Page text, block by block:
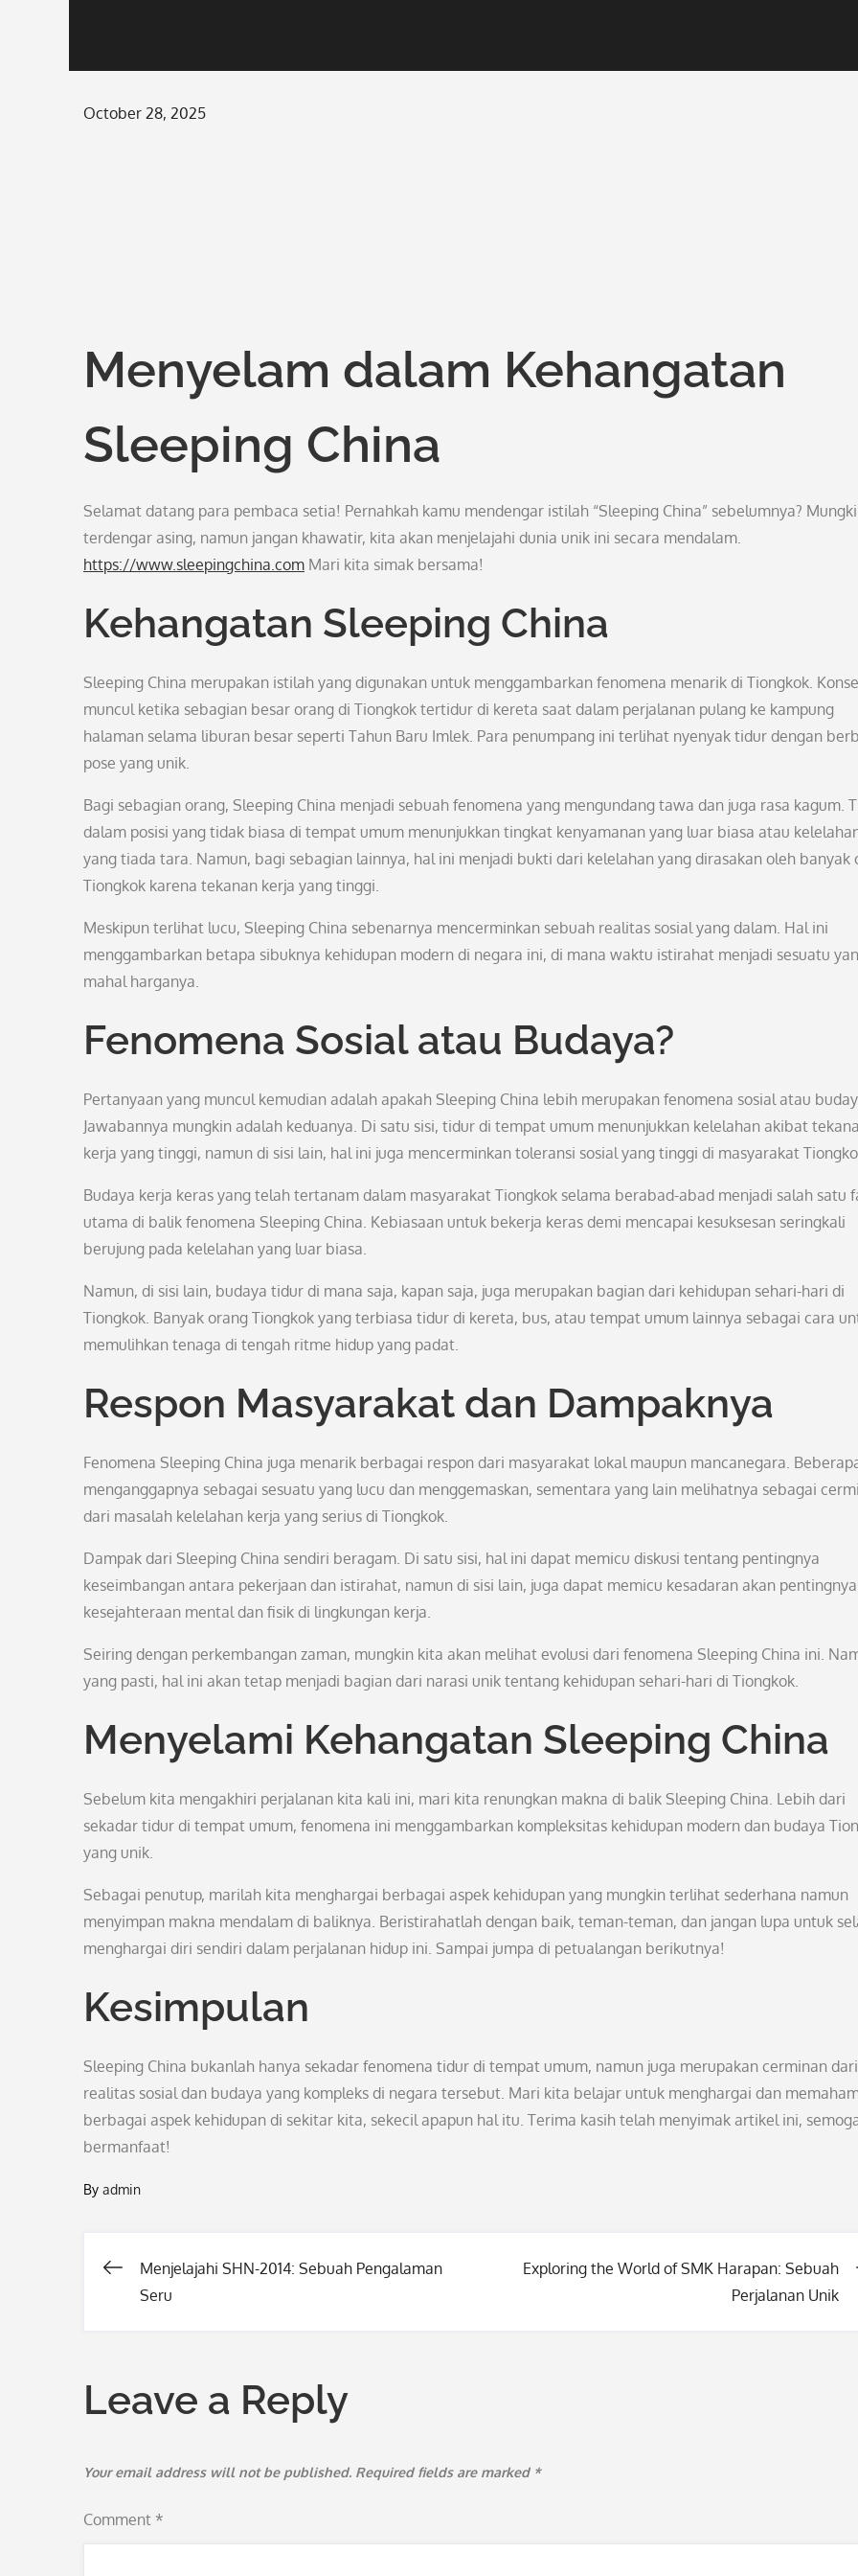
Posted
October 28, 2025
Menyelam dalam Kehangatan
Sleeping China
Selamat datang para pembaca setia! Pernahkah kamu mendengar istilah “Sleeping China” sebelumnya?
terdengar asing, namun jangan khawatir, kita akan menjelajahi dunia unik ini secara mendalam.
https://www.sleepingchina.com Mari kita simak bersama!
Kehangatan Sleeping China
Sleeping China merupakan istilah yang digunakan untuk menggambarkan fenomena menarik di Tiongkok.
muncul ketika sebagian besar orang di Tiongkok tertidur di kereta saat dalam perjalanan pulang ke kampung
halaman selama liburan besar seperti Tahun Baru Imlek. Para penumpang ini terlihat nyenyak tidur dengan
pose yang unik.
Bagi sebagian orang, Sleeping China menjadi sebuah fenomena yang mengundang tawa dan juga rasa kagum.
dalam posisi yang tidak biasa di tempat umum menunjukkan tingkat kenyamanan yang luar biasa atau
yang tiada tara. Namun, bagi sebagian lainnya, hal ini menjadi bukti dari kelelahan yang dirasakan oleh banyak
Tiongkok karena tekanan kerja yang tinggi.
Meskipun terlihat lucu, Sleeping China sebenarnya mencerminkan sebuah realitas sosial yang dalam. Hal ini
menggambarkan betapa sibuknya kehidupan modern di negara ini, di mana waktu istirahat menjadi sesuatu
mahal harganya.
Fenomena Sosial atau Budaya?
Pertanyaan yang muncul kemudian adalah apakah Sleeping China lebih merupakan fenomena sosial atau
Jawabannya mungkin adalah keduanya. Di satu sisi, tidur di tempat umum menunjukkan kelelahan akibat
kerja yang tinggi, namun di sisi lain, hal ini juga mencerminkan toleransi sosial yang tinggi di masyarakat
Budaya kerja keras yang telah tertanam dalam masyarakat Tiongkok selama berabad-abad menjadi salah satu
utama di balik fenomena Sleeping China. Kebiasaan untuk bekerja keras demi mencapai kesuksesan seringkali
berujung pada kelelahan yang luar biasa.
Namun, di sisi lain, budaya tidur di mana saja, kapan saja, juga merupakan bagian dari kehidupan sehari-hari di
Tiongkok. Banyak orang Tiongkok yang terbiasa tidur di kereta, bus, atau tempat umum lainnya sebagai cara
memulihkan tenaga di tengah ritme hidup yang padat.
Respon Masyarakat dan Dampaknya
Fenomena Sleeping China juga menarik berbagai respon dari masyarakat lokal maupun mancanegara.
menganggapnya sebagai sesuatu yang lucu dan menggemaskan, sementara yang lain melihatnya sebagai
dari masalah kelelahan kerja yang serius di Tiongkok.
Dampak dari Sleeping China sendiri beragam. Di satu sisi, hal ini dapat memicu diskusi tentang pentingnya
keseimbangan antara pekerjaan dan istirahat, namun di sisi lain, juga dapat memicu kesadaran akan pentingnya
kesejahteraan mental dan fisik di lingkungan kerja.
Seiring dengan perkembangan zaman, mungkin kita akan melihat evolusi dari fenomena Sleeping China ini.
yang pasti, hal ini akan tetap menjadi bagian dari narasi unik tentang kehidupan sehari-hari di Tiongkok.
Menyelami Kehangatan Sleeping China
Sebelum kita mengakhiri perjalanan kita kali ini, mari kita renungkan makna di balik Sleeping China. Lebih dari
sekadar tidur di tempat umum, fenomena ini menggambarkan kompleksitas kehidupan modern dan budaya
yang unik.
Sebagai penutup, marilah kita menghargai berbagai aspek kehidupan yang mungkin terlihat sederhana namun
menyimpan makna mendalam di baliknya. Beristirahatlah dengan baik, teman-teman, dan jangan lupa untuk
menghargai diri sendiri dalam perjalanan hidup ini. Sampai jumpa di petualangan berikutnya!
Kesimpulan
Sleeping China bukanlah hanya sekadar fenomena tidur di tempat umum, namun juga merupakan cerminan dari
realitas sosial dan budaya yang kompleks di negara tersebut. Mari kita belajar untuk menghargai dan
berbagai aspek kehidupan di sekitar kita, sekecil apapun hal itu. Terima kasih telah menyimak artikel ini,
bermanfaat!
By admin
Post
Menjelajahi SHN-2014: Sebuah Pengalaman
Seru
Exploring the World of SMK Harapan: Sebuah
Perjalanan Unik
Leave a Reply
Your email address will not be published. Required fields are marked *
Comment *